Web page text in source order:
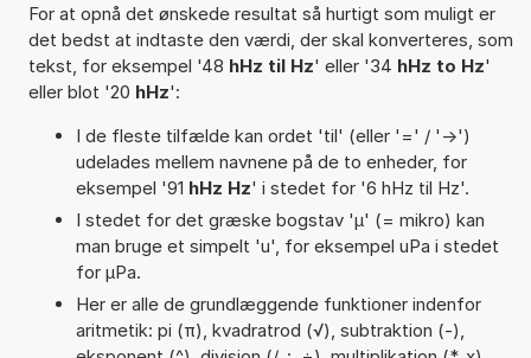
For at opnå det ønskede resultat så hurtigt som muligt er
det bedst at indtaste den værdi, der skal konverteres, som
tekst, for eksempel '48 hHz til Hz' eller '34 hHz to Hz'
eller blot '20 hHz':
I de fleste tilfælde kan ordet 'til' (eller '=' / '->')
udelades mellem navnene på de to enheder, for
eksempel '91 hHz Hz' i stedet for '6 hHz til Hz'.
I stedet for det græske bogstav 'µ' (= mikro) kan
man bruge et simpelt 'u', for eksempel uPa i stedet
for µPa.
Her er alle de grundlæggende funktioner indenfor
aritmetik: pi (π), kvadratrod (√), subtraktion (-),